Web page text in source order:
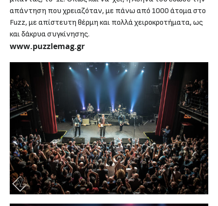
απάντηση που χρειαζόταν, με πάνω από 1000 άτομα στο
Fuzz, με απίστευτη θέρμη και πολλά χειροκροτήματα, ως
και δάκρυα συγκίνησης.
www.puzzlemag.gr